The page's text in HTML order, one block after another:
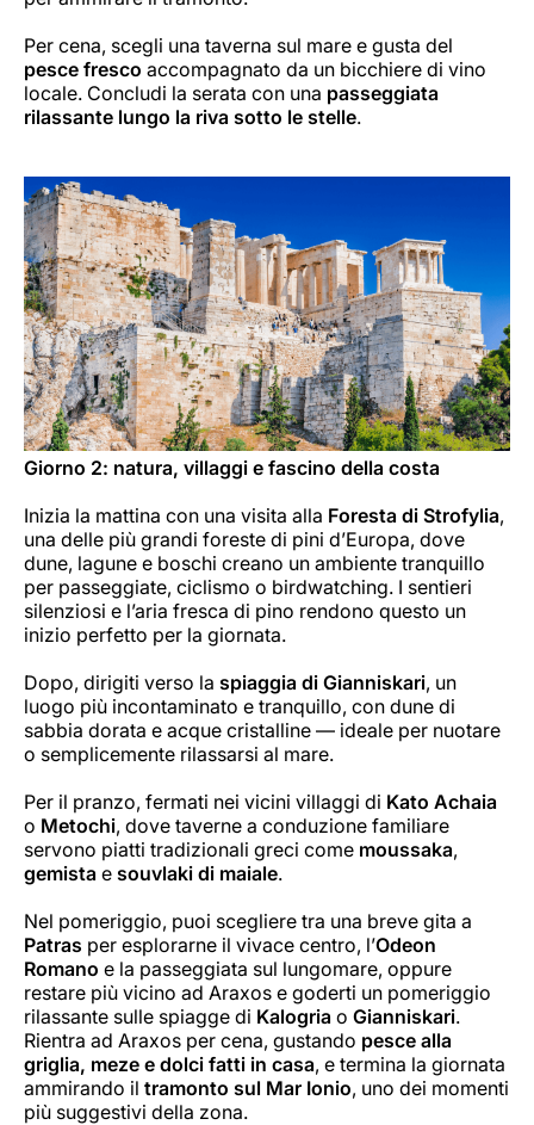
Per cena, scegli una taverna sul mare e gusta del
pesce fresco accompagnato da un bicchiere di vino
locale. Concludi la serata con una passeggiata
rilassante lungo la riva sotto le stelle.
Giorno 2: natura, villaggi e fascino della costa
Inizia la mattina con una visita alla Foresta di Strofylia,
una delle più grandi foreste di pini d’Europa, dove
dune, lagune e boschi creano un ambiente tranquillo
per passeggiate, ciclismo o birdwatching. I sentieri
silenziosi e l’aria fresca di pino rendono questo un
inizio perfetto per la giornata.
Dopo, dirigiti verso la spiaggia di Gianniskari, un
luogo più incontaminato e tranquillo, con dune di
sabbia dorata e acque cristalline — ideale per nuotare
o semplicemente rilassarsi al mare.
Per il pranzo, fermati nei vicini villaggi di Kato Achaia
o Metochi, dove taverne a conduzione familiare
servono piatti tradizionali greci come moussaka,
gemista e souvlaki di maiale.
Nel pomeriggio, puoi scegliere tra una breve gita a
Patras per esplorarne il vivace centro, l’Odeon
Romano e la passeggiata sul lungomare, oppure
restare più vicino ad Araxos e goderti un pomeriggio
rilassante sulle spiagge di Kalogria o Gianniskari.
Rientra ad Araxos per cena, gustando pesce alla
griglia, meze e dolci fatti in casa, e termina la giornata
ammirando il tramonto sul Mar Ionio, uno dei momenti
più suggestivi della zona.